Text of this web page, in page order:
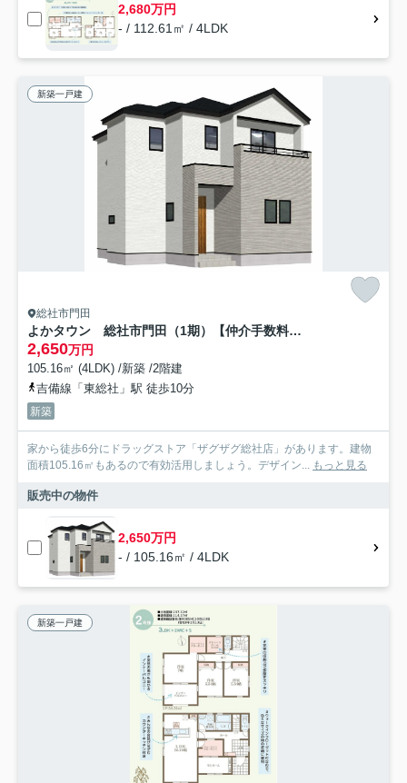
2,680万円
- / 112.61㎡ / 4LDK
新築一戸建
総社市門田
よかタウン 総社市門田（1期）【仲介手数料無料】
2,650万円
105.16㎡ (4LDK) /新築 /2階建
吉備線「東総社」駅 徒歩10分
新築
家から徒歩6分にドラッグストア「ザグザグ総社店」があります。建物
面積105.16㎡もあるので有効活用しましょう。デザイン... もっと見る
販売中の物件
2,650万円
- / 105.16㎡ / 4LDK
新築一戸建